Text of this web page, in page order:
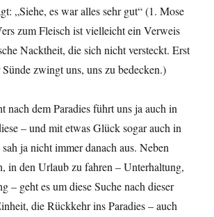
„Siehe, es war alles sehr gut“ (1. Mose
zum Fleisch ist vielleicht ein Verweis
Nacktheit, die sich nicht versteckt. Erst
zwingt uns, uns zu bedecken.)
nach dem Paradies führt uns ja auch in
– und mit etwas Glück sogar auch in
sah ja nicht immer danach aus. Neben
in den Urlaub zu fahren – Unterhaltung,
– geht es um diese Suche nach dieser
die Rückkehr ins Paradies – auch